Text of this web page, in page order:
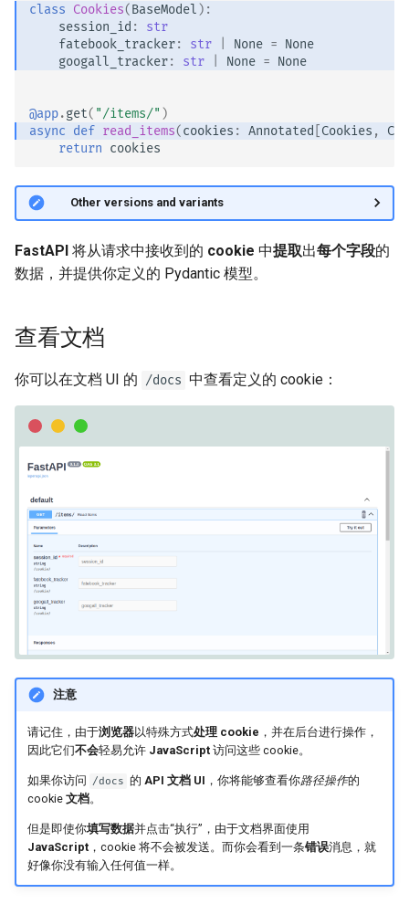
生命周期事件
测试 WebSockets
- shutdown
异步测试
设置和环境变量
OpenAPI 网络钩子
包含 WSGI - Flask，Django，
生成 SDK
高级 Python 类型
在 JSON 中使用 Base64 表示
字节
严格的 Content-Type 检查
OpenAPI
Security Tools
Static Files - StaticFiles
Templating - Jinja2Templates
class Cookies(BaseModel ):
session_id :
str
fatebook_tracker: str None = None
googall_tracker: str None = None
@app.get( "/items/" )
async def read_items(cookies : Annotated Cookies ,
return cookies
🤓 Other versions and variants
FastAPI 将从请求中接收到的 cookie 中提取出每个字段的
数据，并提供你定义的 Pydantic 模型。
查看文档
你可以在文档 UI 的 /docs 中查看定义的 cookie：
注意
请记住，由于浏览器以特殊方式处理 cookie ，并在后台进行操作，
因此它们不会轻易允许 JavaScript访问这些 cookie。
如果你访问 /docs 的 API 文档 UI ，你将能够查看你路径操作的
cookie 文档。
但是即使你填写数据并点击“执行”，由于文档界面使用
JavaScript，cookie 将不会被发送。而你会看到一条错误消息，就
好像你没有输入任何值一样。